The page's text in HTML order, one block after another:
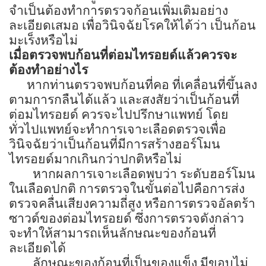
จำเป็นต้องทำการตรวจก้อนเพิ่มเติมอย่าง
ละเอียดเสมอ เพื่อวินิจฉัยโรคให้ได้ว่า เป็นก้อน
มะเร็งหรือไม่
เมื่อตรวจพบก้อนที่ต่อมไทรอยด์แล้วควรจะ
ต้องทำอย่างไร
หากท่านตรวจพบก้อนที่คอ ที่เคลื่อนที่ขึ้นลง
ตามการกลืนได้แล้ว และสงสัยว่าเป็นก้อนที่
ต่อมไทรอยด์ ควรจะไปปรึกษาแพทย์ โดย
ทั่วไปแพทย์จะทำการเจาะเลือดตรวจเพื่อ
วินิจฉัยว่าเป็นก้อนที่มีการสร้างฮอร์โมน
ไทรอยด์มากเกินกว่าปกติหรือไม่
หากผลการเจาะเลือดพบว่า ระดับฮอร์โมน
ในเลือดปกติ การตรวจในขั้นต่อไปคือการส่ง
ตรวจคลื่นเสียงความถี่สูง หรือการตรวจอัลตร้า
ซาวด์ของต่อมไทรอยด์ ซึ่งการตรวจดังกล่าว
จะทำให้สามารถเห็นลักษณะของก้อนที่
ละเอียดได้
ลักษณะของก้อนที่เป็นของแข็ง มีขอบไม่